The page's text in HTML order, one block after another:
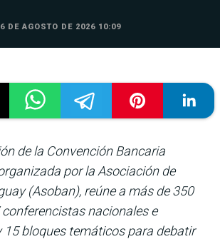
6 DE AGOSTO DE 2026 10:09
de la Convención Bancaria
por la Asociación de
(Asoban), reúne a más de 350
nacionales e
15 bloques temáticos para debatir